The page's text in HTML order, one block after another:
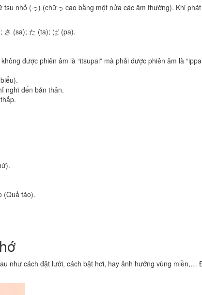
nhỏ (っ) (chữっ cao bằng một nửa các âm thường). Khi
さ (sa); た (ta); ぱ (pa).
được phiên âm là “itsupai” mà phải được phiên âm là
nghĩ đến bản thân.
(Quả táo).
như cách đặt lưỡi, cách bật hơi, hay ảnh hưởng vùng miền,…